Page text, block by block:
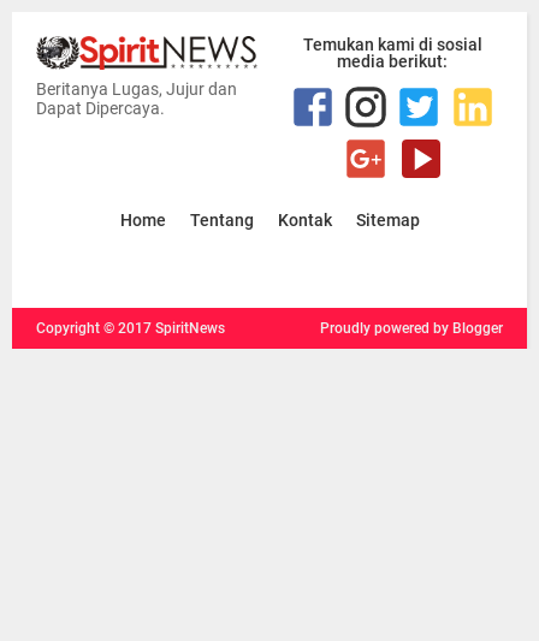
Beritanya Lugas, Jujur dan
Dapat Dipercaya.
Temukan kami di sosial
media berikut:
Home Tentang Kontak Sitemap
Copyright © 2017 SpiritNews Proudly powered by Blogger